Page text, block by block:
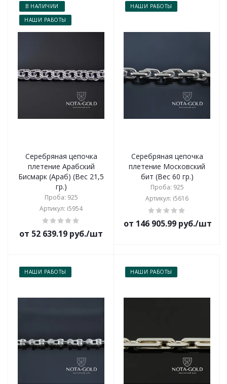
В НАЛИЧИИ
НАШИ РАБОТЫ
Серебряная цепочка
плетение Арабский
Бисмарк (Араб) (Вес 21,5
гр.)
Проба: 925
Артикул: i5954
от 52 639.19 руб./шт
НАШИ РАБОТЫ
Серебряная цепочка
плетение Московский
бит (Вес 60 гр.)
Проба: 925
Артикул: i5616
от 146 905.99 руб./шт
НАШИ РАБОТЫ НАШИ РАБОТЫ